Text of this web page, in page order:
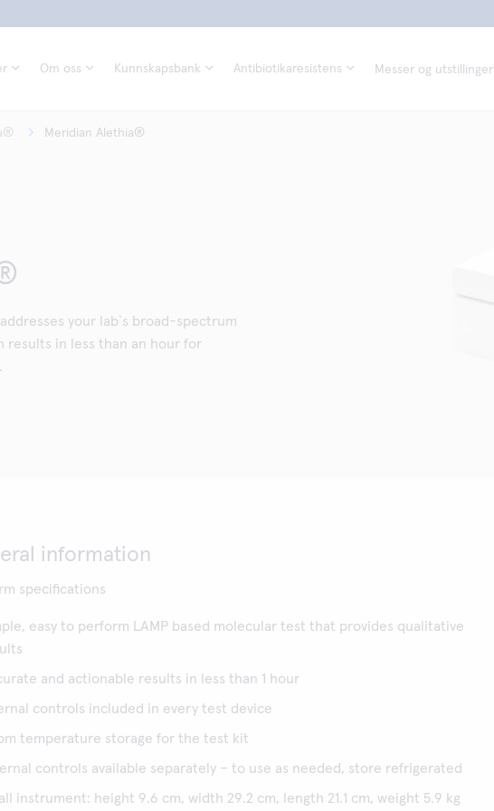
Om oss Kunnskapsbank Antibiotikaresistens Messer og utstillinger
Meridian Alethia®
your lab`s broad-spectrum
results in less than an hour for
information
specifications
easy to perform LAMP based molecular test that provides qualitative
and actionable results in less than 1 hour
controls included in every test device
temperature storage for the test kit
controls available separately – to use as needed, store refrigerated
instrument: height 9.6 cm, width 29.2 cm, length 21.1 cm, weight 5.9 kg